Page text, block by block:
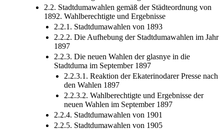
2.1. Die wichtigsten Neuerungen
2.2. Stadtdumawahlen gemäß der Städteordnung von
1892. Wahlberechtigte und Ergebnisse
2.2.1. Stadtdumawahlen von 1893
2.2.2. Die Aufhebung der Stadtdumawahlen im Jahr
1897
2.2.3. Die neuen Wahlen der glasnye in die
Stadtduma im September 1897
2.2.3.1. Reaktion der Ekaterinodarer Presse nach
den Wahlen 1897
2.2.3.2. Wahlberechtigte und Ergebnisse der
neuen Wahlen im September 1897
2.2.4. Stadtdumawahlen von 1901